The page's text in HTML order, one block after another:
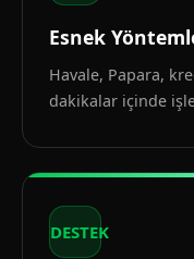
Esnek
Havale, Papara,
dakikalar içinde
DESTEK